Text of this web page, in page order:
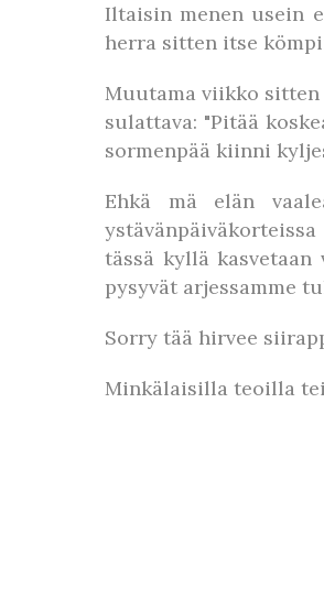
Iltaisin menen usein
herra sitten itse
Muutama viikko sitten
sulattava: "Pitää
sormenpää kiinni
Ehkä mä elän
tässä kyllä
pysyvät arjessamme
Sorry tää hirvee
Minkälaisilla teoilla